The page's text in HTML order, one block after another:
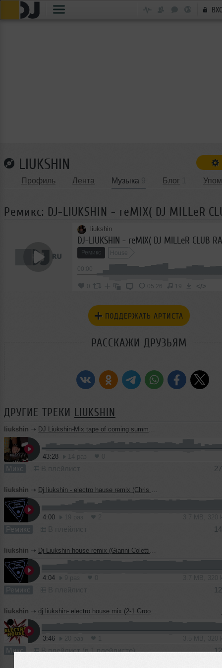
LIUKSHIN
Профиль Лента Музыка Блог
Ремикс: DJ-LIUKSHIN - reMIX( DJ MILLeR
liukshin
DJ-LIUKSHIN - reMIX( DJ MILLeR CLUB
Ремикс House
05:26 19 </>
ПОДДЕРЖАТЬ АРТИСТА
РАССКАЖИ ДРУЗЬЯМ
ДРУГИЕ ТРЕКИ LIUKSHIN
liukshin ➝ DJ Liukshin-Mix tape of coming summer popular to a spring house
43:28
Микс
liukshin ➝ Dj liukshin - electro hause remix (Chris Kaeser Who s In the Hause)
4:00
Ремикс
liukshin ➝ Dj Liukshin-house remix (Gianni Coletti-gimme fantasy)
4:04
Ремикс
liukshin ➝ dj liukshin- electro house mix (2-1 Groovers&Dani B)
3:46
Микс В плейлист (в 1 плейлисте)